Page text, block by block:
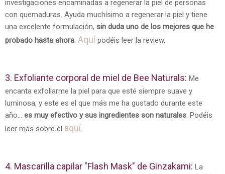
investigaciones encaminadas a regenerar la piel de personas
con quemaduras. Ayuda muchísimo a regenerar la piel y tiene
una excelente formulación, sin duda uno de los mejores que he
probado hasta ahora. Aquí podéis leer la review.
3. Exfoliante corporal de miel de Bee Naturals: Me
encanta exfoliarme la piel para que esté siempre suave y
luminosa, y este es el que más me ha gustado durante este
año... es muy efectivo y sus ingredientes son naturales. Podéis
leer más sobre él aquí.
4. Mascarilla capilar "Flash Mask" de Ginzakami: La